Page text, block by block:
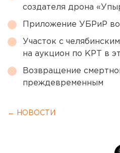
создателя дрона
Приложение УБРиР
Участок с
на аукцион по КРТ в
Возвращение
преждевременным
← НОВОСТИ